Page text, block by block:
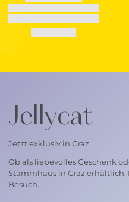
Jellycat
Jetzt exklusiv in Graz
Ob als liebevolles Geschenk
Stammhaus in Graz
Besuch.